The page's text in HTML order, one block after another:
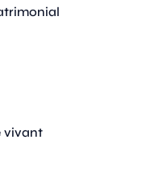
vivant